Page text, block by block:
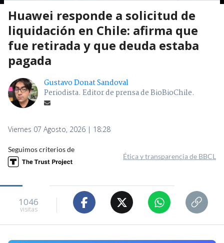
Huawei responde a solicitud de
liquidación en Chile: afirma que
fue retirada y que deuda estaba
pagada
Gustavo Donat Sandoval
Periodista. Editor de prensa de BioBioChile.
Viernes 07 Agosto, 2026 | 18:28
Seguimos criterios de
Ética y transparencia de BBCL
1046
visitas